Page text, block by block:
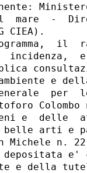
mare  -
CIEA).
il
incidenza,
e
per
Colombo
e  delle
belle arti e
Michele n.
e'
e della